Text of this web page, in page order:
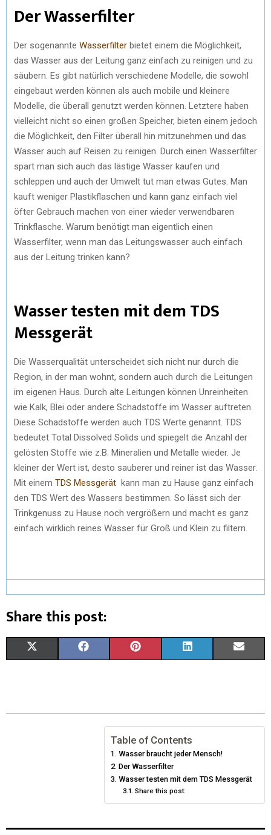
Der Wasserfilter
Der sogenannte Wasserfilter bietet einem die Möglichkeit,
das Wasser aus der Leitung ganz einfach zu reinigen und zu
säubern. Es gibt natürlich verschiedene Modelle, die sowohl
eingebaut werden können als auch mobile und kleinere
Modelle, die überall genutzt werden können. Letztere haben
vielleicht nicht so einen großen Speicher, bieten einem jedoch
die Möglichkeit, den Filter überall hin mitzunehmen und das
Wasser auch auf Reisen zu reinigen. Durch einen Wasserfilter
spart man sich auch das lästige Wasser kaufen und
schleppen und auch der Umwelt tut man etwas Gutes. Man
kauft weniger Plastikflaschen und kann ganz einfach viel
öfter Gebrauch machen von einer wieder verwendbaren
Trinkflasche. Warum benötigt man eigentlich einen
Wasserfilter, wenn man das Leitungswasser auch einfach
aus der Leitung trinken kann?
Wasser testen mit dem TDS
Messgerät
Die Wasserqualität unterscheidet sich nicht nur durch die
Region, in der man wohnt, sondern auch durch die Leitungen
im eigenen Haus. Durch alte Leitungen können Unreinheiten
wie Kalk, Blei oder andere Schadstoffe im Wasser auftreten.
Diese Schadstoffe werden auch TDS Werte genannt. TDS
bedeutet Total Dissolved Solids und spiegelt die Anzahl der
gelösten Stoffe wie z.B. Mineralien und Metalle wieder. Je
kleiner der Wert ist, desto sauberer und reiner ist das Wasser.
Mit einem TDS Messgerät kann man zu Hause ganz einfach
den TDS Wert des Wassers bestimmen. So lässt sich der
Trinkgenuss zu Hause noch vergrößern und macht es ganz
einfach wirklich reines Wasser für Groß und Klein zu filtern.
Share this post:
W E T
E
R
E
S
K
D
I
N
I
Table of Contents
Wasser braucht jeder Mensch!
Der Wasserfilter
Wasser testen mit dem TDS Messgerät
Share this post: